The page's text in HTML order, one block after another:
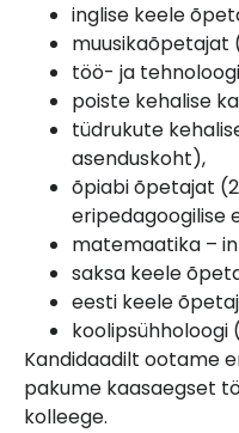
inglise keele
muusikaõpetajat
töö- ja
poiste kehalise
tüdrukute
asenduskoht),
õpiabi õpetajat
eripedagoogilise
matemaatika –
saksa keele
eesti keele
koolipsühholoogi
Kandidaadilt ootame
pakume kaasaegset
kolleege.